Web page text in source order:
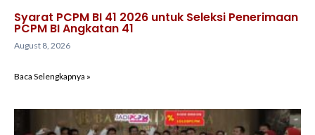
Syarat PCPM BI 41 2026 untuk Seleksi Penerimaan
PCPM BI Angkatan 41
August 8, 2026
Baca Selengkapnya »